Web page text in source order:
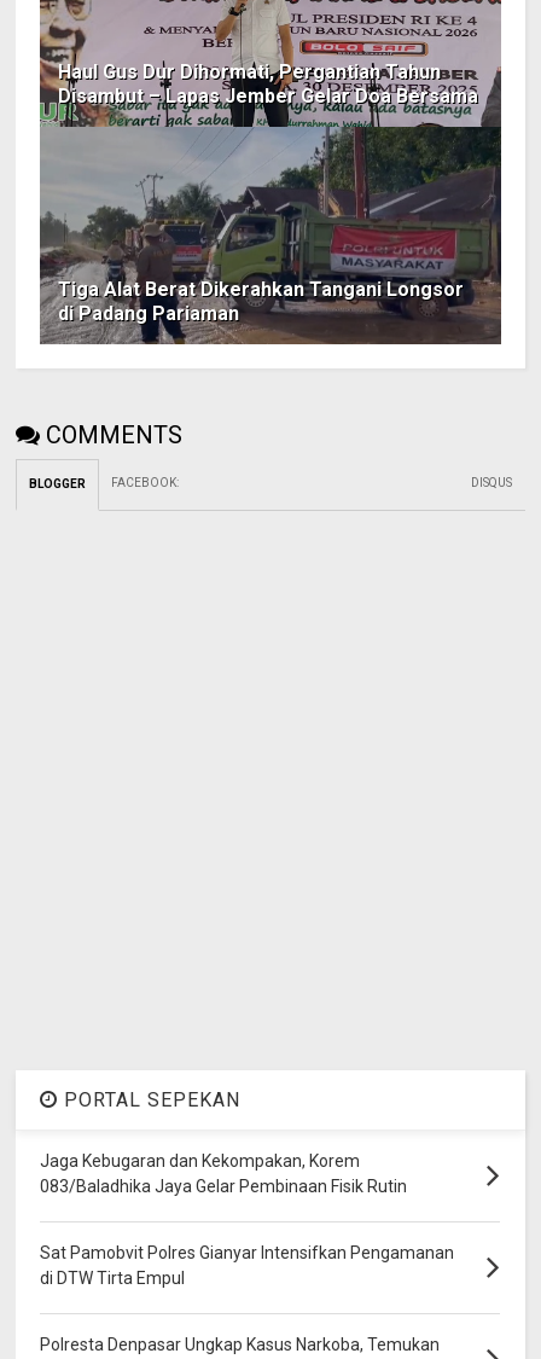
Haul Gus Dur Dihormati, Pergantian Tahun
Disambut – Lapas Jember Gelar Doa Bersama
Tiga Alat Berat Dikerahkan Tangani Longsor
di Padang Pariaman
COMMENTS
BLOGGER FACEBOOK: DISQUS
PORTAL SEPEKAN
Jaga Kebugaran dan Kekompakan, Korem
083/Baladhika Jaya Gelar Pembinaan Fisik Rutin
Sat Pamobvit Polres Gianyar Intensifkan Pengamanan
di DTW Tirta Empul
Polresta Denpasar Ungkap Kasus Narkoba, Temukan